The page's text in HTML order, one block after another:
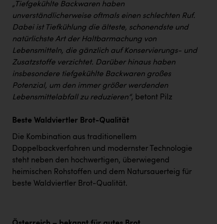
„Tiefgekühlte Backwaren haben
unverständlicherweise oftmals einen schlechten Ruf.
Dabei ist Tiefkühlung die älteste, schonendste und
natürlichste Art der Haltbarmachung von
Lebensmitteln, die gänzlich auf Konservierungs- und
Zusatzstoffe verzichtet. Darüber hinaus haben
insbesondere tiefgekühlte Backwaren großes
Potenzial, um den immer größer werdenden
Lebensmittelabfall zu reduzieren“, betont Pilz
Beste Waldviertler Brot-Qualität
Die Kombination aus traditionellem
Doppelbackverfahren und modernster Technologie
steht neben den hochwertigen, überwiegend
heimischen Rohstoffen und dem Natursauerteig für
beste Waldviertler Brot-Qualität.